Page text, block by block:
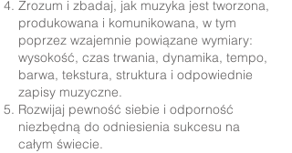
Zrozum i zbadaj, jak muzyka jest tworzona,
produkowana i komunikowana, w tym
poprzez wzajemnie powiązane wymiary:
wysokość, czas trwania, dynamika, tempo,
barwa, tekstura, struktura i odpowiednie
zapisy muzyczne.
Rozwijaj pewność siebie i odporność
niezbędną do odniesienia sukcesu na
całym świecie.